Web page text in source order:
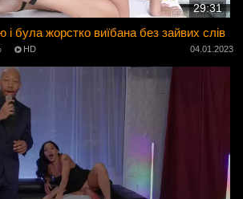
29:31
була жорстко виїбана без зайвих слів
HD 04.01.2023